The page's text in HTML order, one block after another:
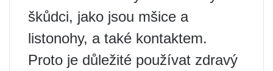
škůdci, jako jsou mšice a
listonohy, a také kontaktem.
Proto je důležité používat zdravý